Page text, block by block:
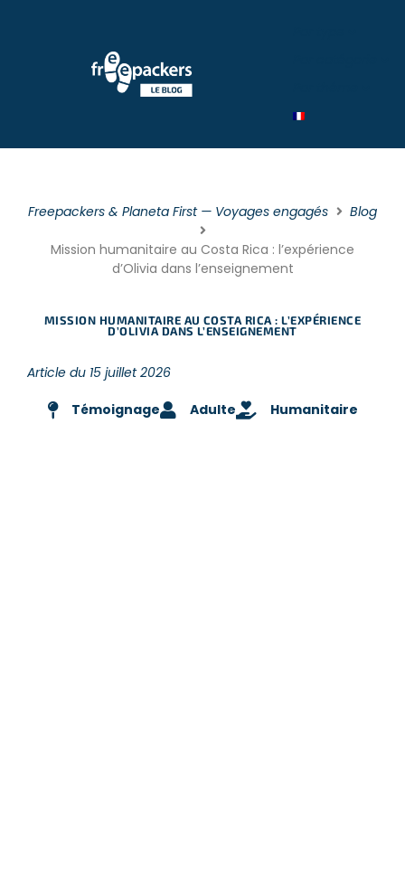
Freepackers & Planeta First — Voyages engagés Blog
Mission humanitaire au Costa Rica : l’expérience
d’Olivia dans l’enseignement
MISSION HUMANITAIRE AU COSTA RICA : L’EXPÉRIENCE
D’OLIVIA DANS L’ENSEIGNEMENT
Article du 15 juillet 2026
Témoignage Adulte Humanitaire